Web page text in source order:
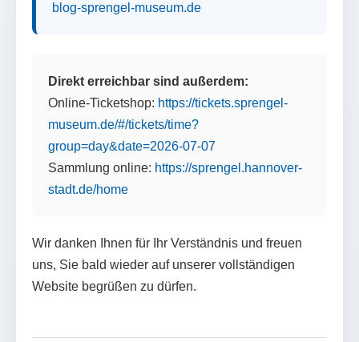
blog-sprengel-museum.de
Direkt erreichbar sind außerdem:
Online-Ticketshop: https://tickets.sprengel-
museum.de/#/tickets/time?
group=day&date=2026-07-07
Sammlung online: https://sprengel.hannover-
stadt.de/home
Wir danken Ihnen für Ihr Verständnis und freuen
uns, Sie bald wieder auf unserer vollständigen
Website begrüßen zu dürfen.